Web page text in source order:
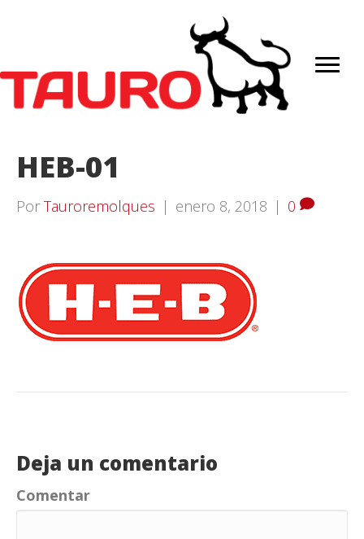
HEB-01
Por Tauroremolques | enero 8, 2018 | 0
Deja un comentario
Comentar